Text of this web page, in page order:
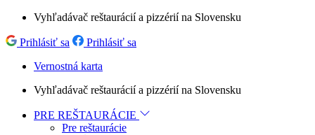
Vyhľadávač reštaurácií a pizzérií na Slovensku
Prihlásiť sa
Prihlásiť sa
Vernostná karta
Vyhľadávač reštaurácií a pizzérií na Slovensku
PRE REŠTAURÁCIE
Pre reštaurácie